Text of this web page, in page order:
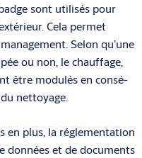
sont utilisés pour
Cela permet
Selon qu’une
ou non, le chauffage,
être modulés en consé­
nettoyage.
en plus, la réglementation
données et de documents